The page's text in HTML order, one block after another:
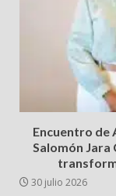
Encuentro de
Salomón Jara
30 julio 2026